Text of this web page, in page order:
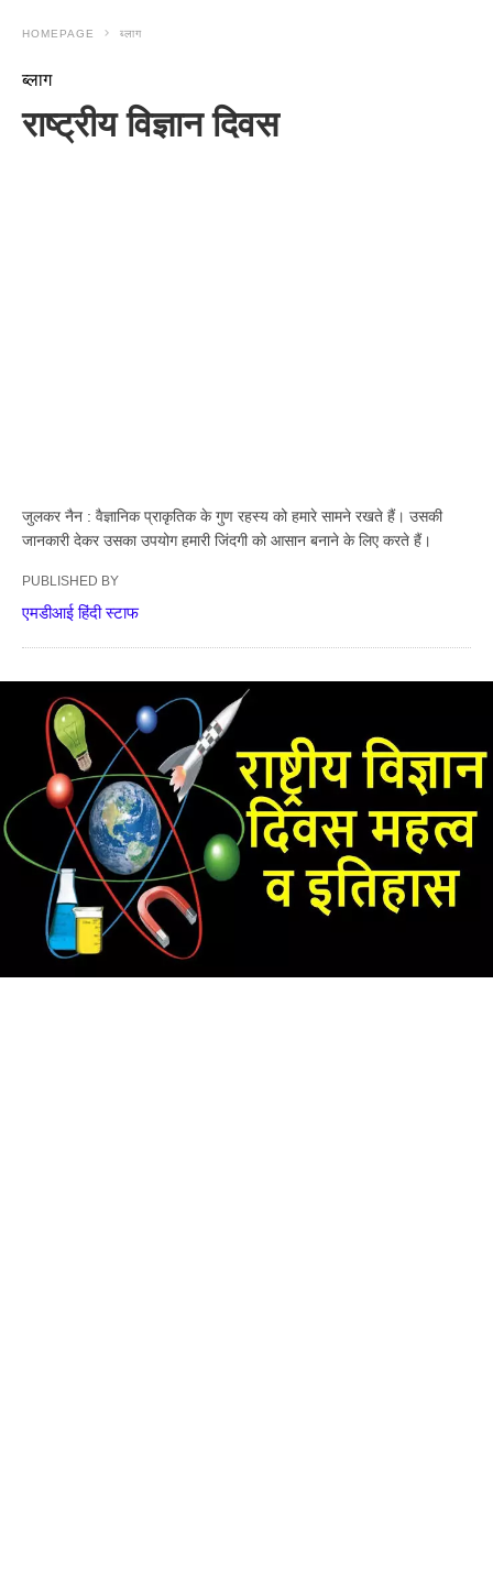
HOMEPAGE ब्लाग
ब्लाग
राष्ट्रीय विज्ञान दिवस
जुलकर नैन : वैज्ञानिक प्राकृतिक के गुण रहस्य को हमारे सामने रखते हैं। उसकी
जानकारी देकर उसका उपयोग हमारी जिंदगी को आसान बनाने के लिए करते हैं।
PUBLISHED BY
एमडीआई हिंदी स्टाफ